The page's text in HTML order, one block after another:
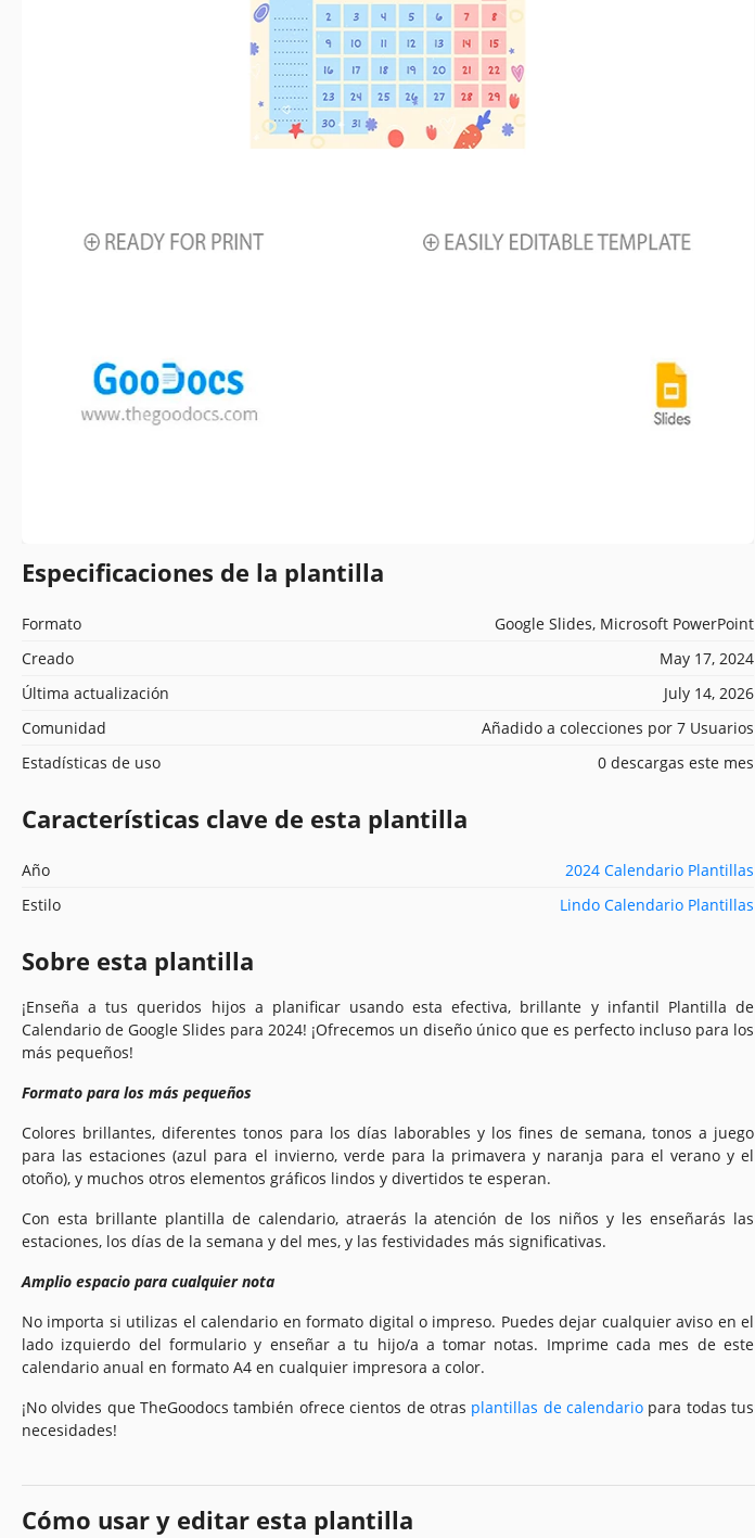
Especificaciones de la plantilla
Formato
Google Slides, Microsoft PowerPoint
Creado
May 17, 2024
Última actualización
July 14, 2026
Comunidad
Añadido a colecciones por 7 Usuarios
Estadísticas de uso
0 descargas este mes
Características clave de esta plantilla
Año
2024 Calendario Plantillas
Estilo
Lindo Calendario Plantillas
Sobre esta plantilla
¡Enseña a tus queridos hijos a planificar usando esta efectiva, brillante y infantil Plantilla de
Calendario de Google Slides para 2024! ¡Ofrecemos un diseño único que es perfecto incluso para los
más pequeños!
Formato para los más pequeños
Colores brillantes, diferentes tonos para los días laborables y los fines de semana, tonos a juego
para las estaciones (azul para el invierno, verde para la primavera y naranja para el verano y el
otoño), y muchos otros elementos gráficos lindos y divertidos te esperan.
Con esta brillante plantilla de calendario, atraerás la atención de los niños y les enseñarás las
estaciones, los días de la semana y del mes, y las festividades más significativas.
Amplio espacio para cualquier nota
No importa si utilizas el calendario en formato digital o impreso. Puedes dejar cualquier aviso en el
lado izquierdo del formulario y enseñar a tu hijo/a a tomar notas. Imprime cada mes de este
calendario anual en formato A4 en cualquier impresora a color.
¡No olvides que TheGoodocs también ofrece cientos de otras plantillas de calendariopara todas tus
necesidades!
Cómo usar y editar esta plantilla